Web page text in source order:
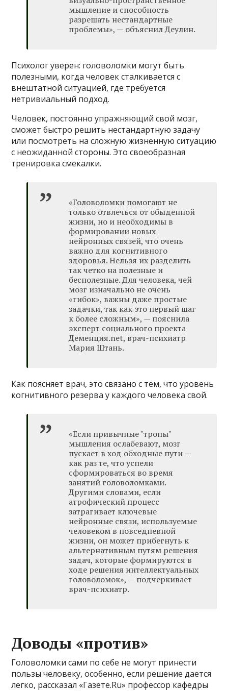
мышление и способность
разрешать нестандартные
проблемы», — объяснил Деулин.
Психолог уверен: головоломки могут быть
полезными, когда человек сталкивается с
внештатной ситуацией, где требуется
нетривиальный подход.
Человек, постоянно упражняющий свой мозг,
сможет быстро решить нестандартную задачу
или посмотреть на сложную жизненную ситуацию
с неожиданной стороны. Это своеобразная
тренировка смекалки.
«Головоломки помогают не
только отвлечься от обыденной
жизни, но и необходимы в
формировании новых
нейронных связей, что очень
важно для когнитивного
здоровья. Нельзя их разделить
так четко на полезные и
бесполезные. Для человека, чей
мозг изначально не очень
«гибок», важны даже простые
задачки, так как это первый шаг
к более сложным», — пояснила
эксперт социального проекта
Деменция.net, врач-психиатр
Мария Штань.
Как поясняет врач, это связано с тем, что уровень
когнитивного резерва у каждого человека свой.
«Если привычные "тропы"
мышления ослабевают, мозг
пускает в ход обходные пути —
как раз те, что успели
сформироваться во время
занятий головоломками.
Другими словами, если
атрофический процесс
затрагивает ключевые
нейронные связи, используемые
человеком в повседневной
жизни, он может прибегнуть к
альтернативным путям решения
задач, которые формируются в
ходе решения интеллектуальных
головоломок», — подчеркивает
врач-психиатр.
Доводы «против»
Головоломки сами по себе не могут принести
пользы человеку, особенно, если решение дается
легко, рассказал «Газете.Ru» профессор кафедры